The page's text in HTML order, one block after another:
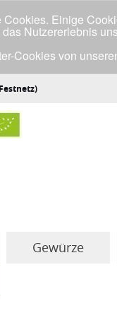
Gewürze
Einige
Nutzererlebnis
Cookies von
mit der